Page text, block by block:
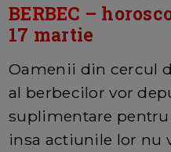
BERBEC –
17 martie
Oamenii din cercul
al berbecilor vor
suplimentare pentru
insa actiunile lor nu